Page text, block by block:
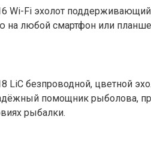
Wi-Fi эхолот
на любой смартфон или
LiC безпроводной, цветной
помощник рыболова,
рыбалки.